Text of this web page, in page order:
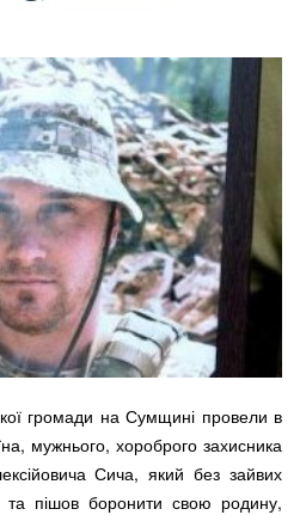
громади на Сумщині провели в
мужнього, хороброго захисника
Сича, який без зайвих
пішов боронити свою родину,